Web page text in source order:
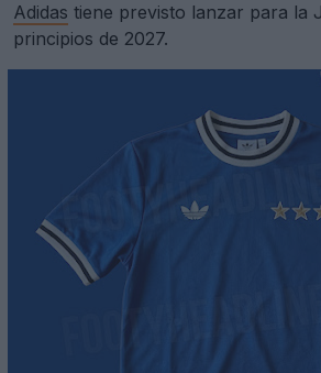
Adidas tiene previsto lanzar para la
principios de 2027.